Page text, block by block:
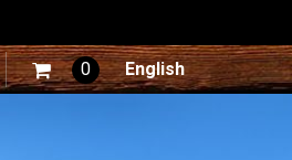
0 English